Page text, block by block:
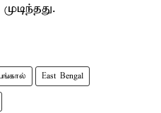
East Bengal